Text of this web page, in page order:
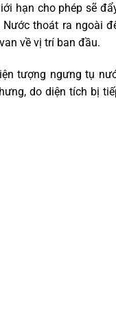
hạn cho phép sẽ
thoát ra ngoài
về vị trí ban đầu.
tượng ngưng tụ
do diện tích bị